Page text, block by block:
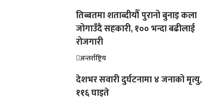
तिब्बतमा शताब्दीयौँ पुरानो बुनाइ कला
जोगाउँदै सहकारी, १०० भन्दा बढीलाई
रोजगारी
अन्तर्राष्ट्रिय
देशभर सवारी दुर्घटनामा ४ जनाको मृत्यु,
११६ घाइते